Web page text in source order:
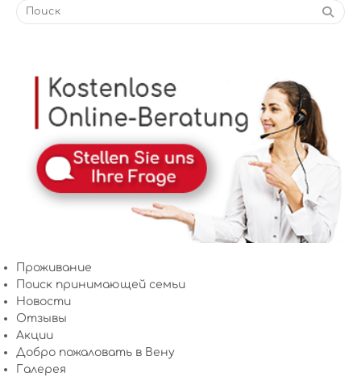
Проживание
Поиск принимающей семьи
Новости
Отзывы
Акции
Добро пожаловать в Вену
Галерея